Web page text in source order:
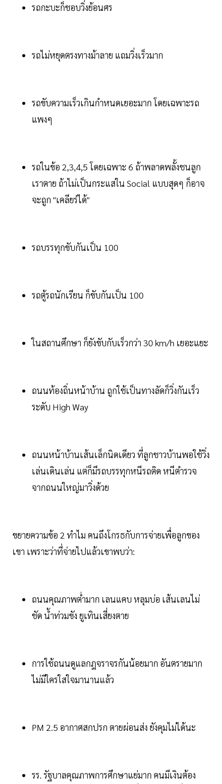
รถกะบะก็ชอบวิ่งย้อนศร
รถไม่หยุดตรงทางม้าลาย แถมวิ่งเร็วมาก
รถขับความเร็วเกินกำหนดเยอะมาก โดยเฉพาะรถ
แพงๆ
รถในข้อ 2,3,4,5 โดยเฉพาะ 6 ถ้าพลาดพลั้งชนลูก
เราตาย ถ้าไม่เป็นกระแสใน Social แบบสุดๆ ก็อาจ
จะถูก "เคลียร์ได้"
รถบรรทุกขับกันเป็น 100
รถตู้รถนักเรียน ก็ขับกันเป็น 100
ในสถานศึกษา ก็ยังขับกับเร็วกว่า 30 km/h เยอะแยะ
ถนนท้องถิ่นหน้าบ้าน ถูกใช้เป็นทางลัดก็วิ่งกันเร็ว
ระดับ High Way
ถนนหน้าบ้านเส้นเล็กนิดเดียว ที่ลูกชาวบ้านพอใช้วิ่ง
เล่นเดินเล่น แต่ก็มีรถบรรทุกหนีรถติด หนีตำรวจ
จากถนนใหญ่มาวิ่งด้วย
ขยายความข้อ 2 ทำไม คนถึงโกรธกับการจ่ายเพื่อลูกของ
เขา เพราะว่าที่จ่ายไปแล้วเขาพบว่า:
ถนนคุณภาพต่ำมาก เลนแคบ หลุมบ่อ เส้นเลนไม่
ชัด น้ำท่วมขัง ยูเทินเสี่ยงตาย
การใช้ถนนดูแลกฎจราจรกันน้อยมาก อันตรายมาก
ไม่มีใครใสใจมานานแล้ว
PM 2.5 อากาศสกปรก ตายผ่อนส่ง ยังคุมไม่ได้นะ
รร. รัฐบาลคุณภาพการศึกษาแย่มาก คนมีเงินต้อง